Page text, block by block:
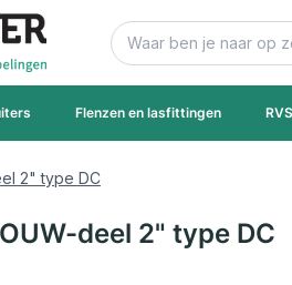
Zoek
Flenzen en lasfittingen
2" type DC
deel 2" type DC